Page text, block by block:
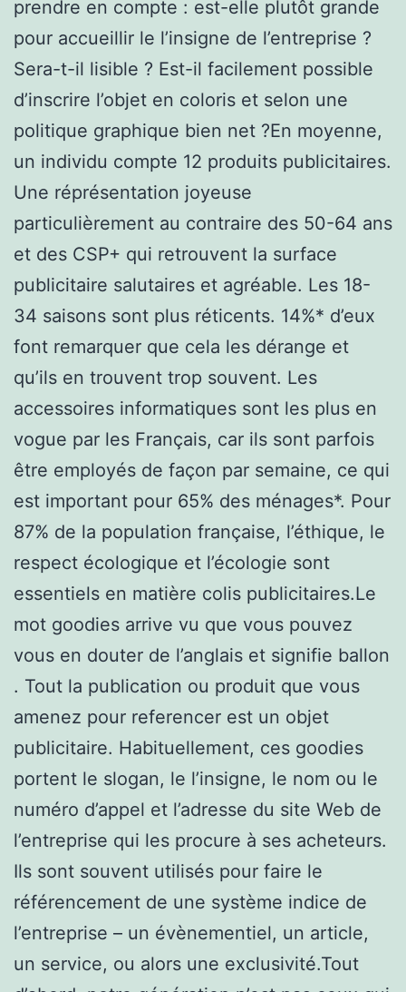
prendre en compte : est-elle plutôt grande
pour accueillir le l’insigne de l’entreprise ?
Sera-t-il lisible ? Est-il facilement possible
d’inscrire l’objet en coloris et selon une
politique graphique bien net ?En moyenne,
un individu compte 12 produits publicitaires.
Une réprésentation joyeuse
particulièrement au contraire des 50-64 ans
et des CSP+ qui retrouvent la surface
publicitaire salutaires et agréable. Les 18-
34 saisons sont plus réticents. 14%* d’eux
font remarquer que cela les dérange et
qu’ils en trouvent trop souvent. Les
accessoires informatiques sont les plus en
vogue par les Français, car ils sont parfois
être employés de façon par semaine, ce qui
est important pour 65% des ménages*. Pour
87% de la population française, l’éthique, le
respect écologique et l’écologie sont
essentiels en matière colis publicitaires.Le
mot goodies arrive vu que vous pouvez
vous en douter de l’anglais et signifie ballon
. Tout la publication ou produit que vous
amenez pour referencer est un objet
publicitaire. Habituellement, ces goodies
portent le slogan, le l’insigne, le nom ou le
numéro d’appel et l’adresse du site Web de
l’entreprise qui les procure à ses acheteurs.
Ils sont souvent utilisés pour faire le
référencement de une système indice de
l’entreprise – un évènementiel, un article,
un service, ou alors une exclusivité.Tout